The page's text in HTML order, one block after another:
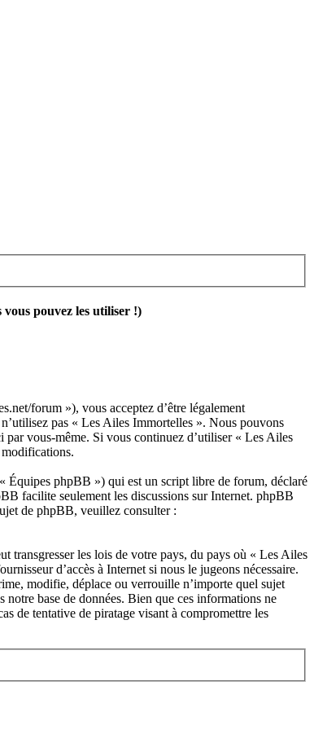
pouvez les utiliser !)
forum »), vous acceptez d’être légalement
pas « Les Ailes Immortelles ». Nous pouvons
vous-même. Si vous continuez d’utiliser « Les Ailes
modifications.
phpBB ») qui est un script libre de forum, déclaré
facilite seulement les discussions sur Internet. phpBB
de phpBB, veuillez consulter :
transgresser les lois de votre pays, du pays où « Les Ailes
d’accès à Internet si nous le jugeons nécessaire.
modifie, déplace ou verrouille n’importe quel sujet
notre base de données. Bien que ces informations ne
de tentative de piratage visant à compromettre les